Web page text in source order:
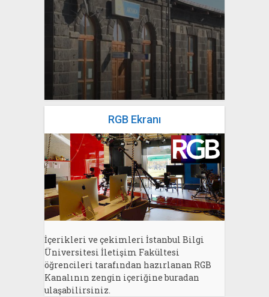
yazan
Bahri Ak
yazan
Bahri Ak
RGB Ekranı
İçerikleri ve çekimleri İstanbul Bilgi
Üniversitesi İletişim Fakültesi
öğrencileri tarafından hazırlanan RGB
Kanalının zengin içeriğine buradan
ulaşabilirsiniz.